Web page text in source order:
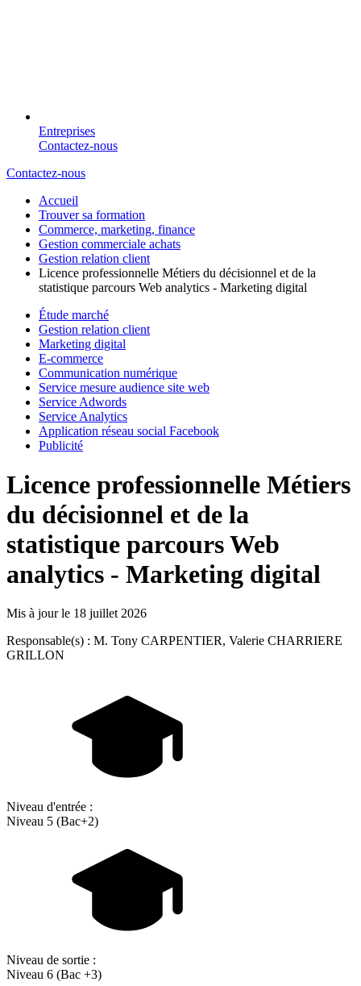
Entreprises
Contactez-nous
Contactez-nous
Accueil
Trouver sa formation
Commerce, marketing, finance
Gestion commerciale achats
Gestion relation client
Licence professionnelle Métiers du décisionnel et de la
statistique parcours Web analytics - Marketing digital
Étude marché
Gestion relation client
Marketing digital
E-commerce
Communication numérique
Service mesure audience site web
Service Adwords
Service Analytics
Application réseau social Facebook
Publicité
Licence professionnelle Métiers
du décisionnel et de la
statistique parcours Web
analytics - Marketing digital
Mis à jour le 18 juillet 2026
Responsable(s) : M. Tony CARPENTIER, Valerie CHARRIERE
GRILLON
Niveau d'entrée :
Niveau 5 (Bac+2)
Niveau de sortie :
Niveau 6 (Bac +3)